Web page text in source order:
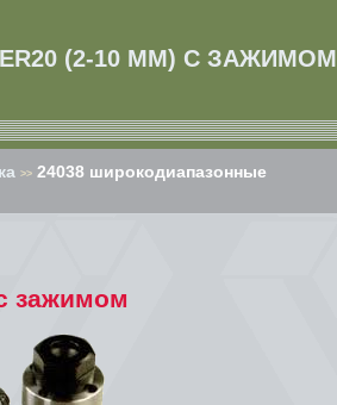
(2-10 ММ) С ЗАЖИМОМ
>> 24038 широкодиапазонные
зажимом